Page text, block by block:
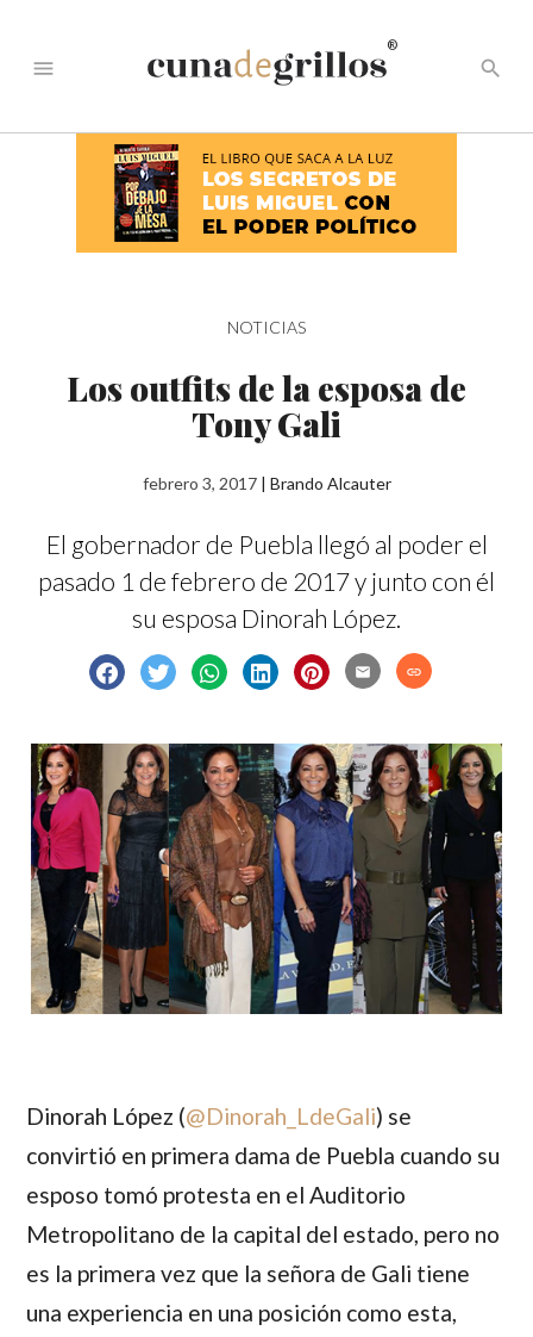
menu
®
search
NOTICIAS
Los outfits de la esposa de
Tony Gali
febrero 3, 2017 | Brando Alcauter
El gobernador de Puebla llegó al poder el
pasado 1 de febrero de 2017 y junto con él
su esposa Dinorah López.
email link
Dinorah López (@Dinorah_LdeGali) se
convirtió en primera dama de Puebla cuando su
esposo tomó protesta en el Auditorio
Metropolitano de la capital del estado, pero no
es la primera vez que la señora de Gali tiene
una experiencia en una posición como esta,